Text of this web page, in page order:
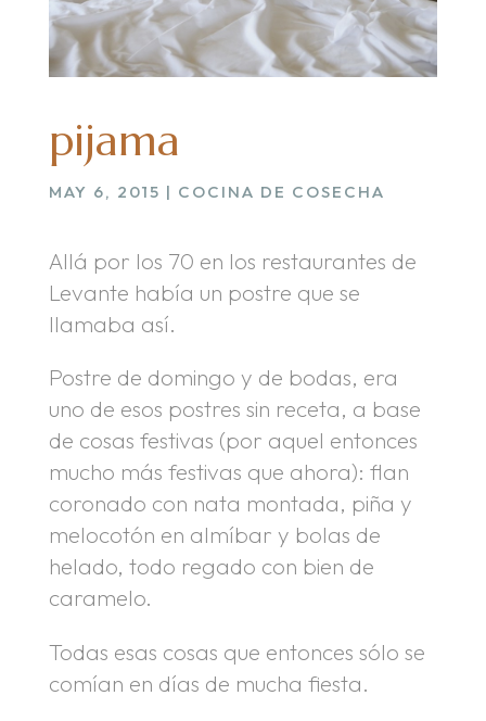
pijama
MAY 6, 2015 | COCINA DE COSECHA
Allá por los 70 en los restaurantes de
Levante había un postre que se
llamaba así.
Postre de domingo y de bodas, era
uno de esos postres sin receta, a base
de cosas festivas (por aquel entonces
mucho más festivas que ahora): flan
coronado con nata montada, piña y
melocotón en almíbar y bolas de
helado, todo regado con bien de
caramelo.
Todas esas cosas que entonces sólo se
comían en días de mucha fiesta.